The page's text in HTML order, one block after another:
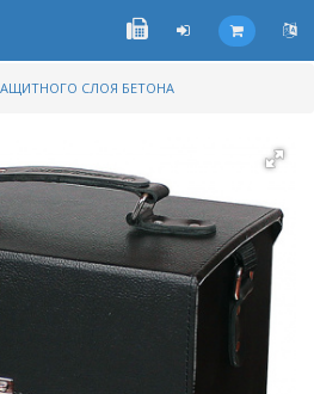
СЛОЯ БЕТОНА